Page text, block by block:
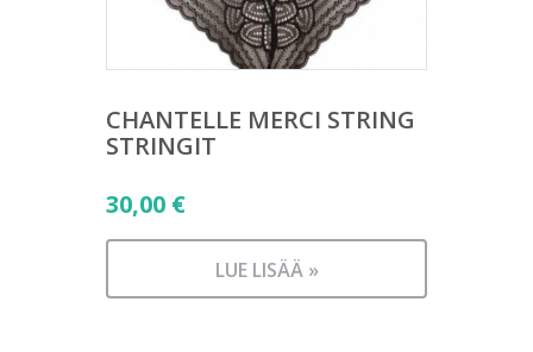
CHANTELLE MERCI STRING
STRINGIT
30,00 €
LUE LISÄÄ »